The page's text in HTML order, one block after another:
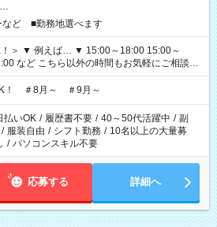
…
など ■勤務地選べます
15:00～
お気軽にご相談く
！ ＃8月～ ＃9月～
払いOK / 履歴書不要 / 40～50代活躍中 / 副
/ 服装自由 / シフト勤務 / 10名以上の大量募
/ パソコンスキル不要
応募する 詳細へ